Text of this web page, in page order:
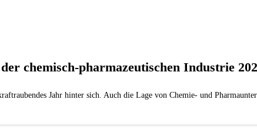
chemisch-pharmazeutischen Industrie
Jahr hinter sich. Auch die Lage von Chemie- und